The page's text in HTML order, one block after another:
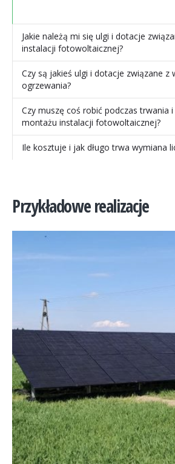
Jakie należą mi się ulgi i dotacje
instalacji fotowoltaicznej?
Czy są jakieś ulgi i dotacje związane z
ogrzewania?
Czy muszę coś robić podczas trwania
montażu instalacji fotowoltaicznej?
Ile kosztuje i jak długo trwa wymiana
Przykładowe realizacje